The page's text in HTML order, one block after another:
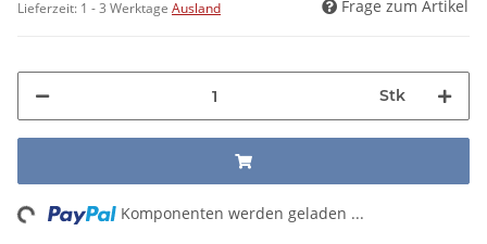
Lieferzeit: 1 - 3 Werktage Ausland Frage zum Artikel
Stk
Komponenten werden geladen ...